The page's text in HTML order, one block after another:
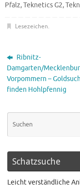
Pfalz, Teknetics G2,
Lesezeichen.
Ribnitz-
Damgarten/
Vorpommern –
finden Hohlpfennig
Schatzsuche
Leicht verständliche